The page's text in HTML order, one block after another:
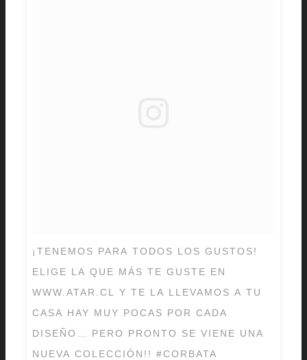
¡TENEMOS PARA TODOS LOS GUSTOS!
ELIGE LA QUE MÁS TE GUSTE EN
WWW.ATAR.CL Y TE LA LLEVAMOS A TU
CASA HAY MUY POCAS POR CADA
DISEÑO… PERO PRONTO SE VIENE UNA
NUEVA COLECCIÓN!! #CORBATA